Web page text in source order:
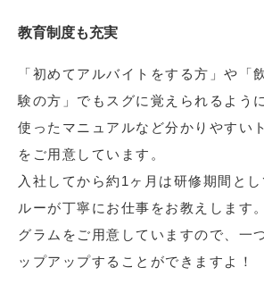
教育制度も充実
「初めてアルバイトをする方」や「
験の方」でもスグに覚えられるよう
使ったマニュアルなど分かりやすい
をご用意しています。
入社してから約1ヶ月は研修期間と
ルーが丁寧にお仕事をお教えします
グラムをご用意していますので、一
ップアップすることができますよ！